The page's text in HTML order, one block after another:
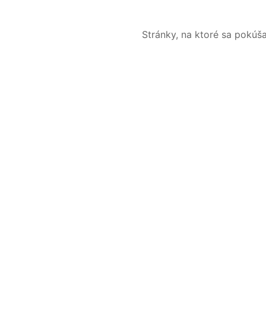
Stránky, na ktoré sa